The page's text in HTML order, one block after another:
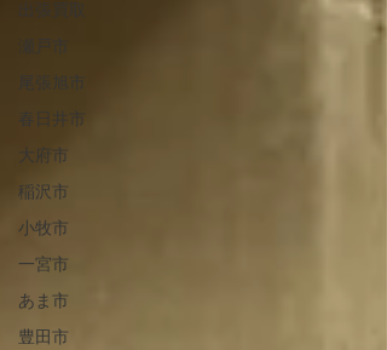
出張買取
春日井市
大府市
稲沢市
小牧市
一宮市
あま市
豊田市